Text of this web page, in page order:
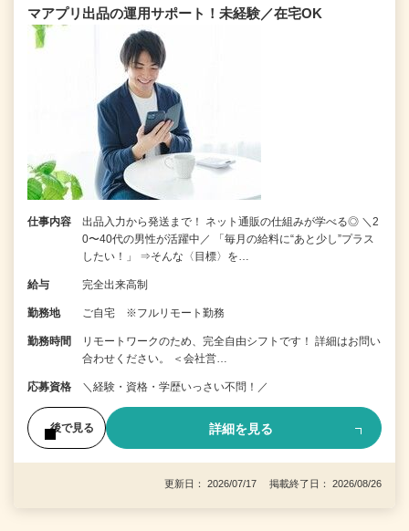
マアプリ出品の運用サポート！未経験／在宅OK
仕事内容
出品入力から発送まで！ ネット通販の仕組みが学べる◎ ＼2
0〜40代の男性が活躍中／ 「毎月の給料に“あと少し”プラス
したい！」 ⇒そんな〈目標〉を…
給与 完全出来高制
勤務地 ご自宅 ※フルリモート勤務
勤務時間
リモートワークのため、完全自由シフトです！ 詳細はお問い
合わせください。 ＜会社営…
応募資格 ＼経験・資格・学歴いっさい不問！／
後で見る 詳細を見る
更新日： 2026/07/17 掲載終了日： 2026/08/26